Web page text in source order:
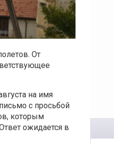
От
на имя
с просьбой
которым
ожидается в